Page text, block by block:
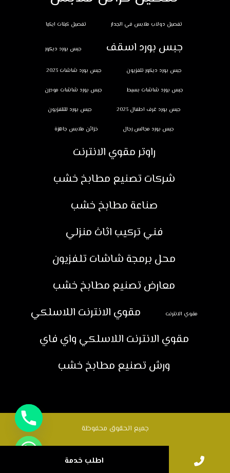
تفصيل دولاب ملابس في الجدار تفصيل كبتات ايكيا
جبس بورد اسقف جبس بورد ديكور
جبس بورد ديكور تلفزيون جبس بورد شاشات 2023
جبس بورد شاشات بسيط جبس بورد شاشات مودرن
جبس بورد غرف اطفال 2023 جبس بورد للتلفزيون
جبس بورد مجالس رجال خزائن ملابس جاهزة
راوتر مقوي الانترنت
شركات تصنيع مطابخ خشب
صناعة مطابخ خشب
فني تركيب اثاث منزلي
محل برمجة شاشات تلفزيون
معارض تصنيع مطابخ خشب
مقوي الانترنت
مقوي الانترنت اللاسلكي
مقوي الانترنت اللاسلكي واي فاي
ورش تصنيع مطابخ خشب
جميع الحقوق محفوظة
اطلب خدمة